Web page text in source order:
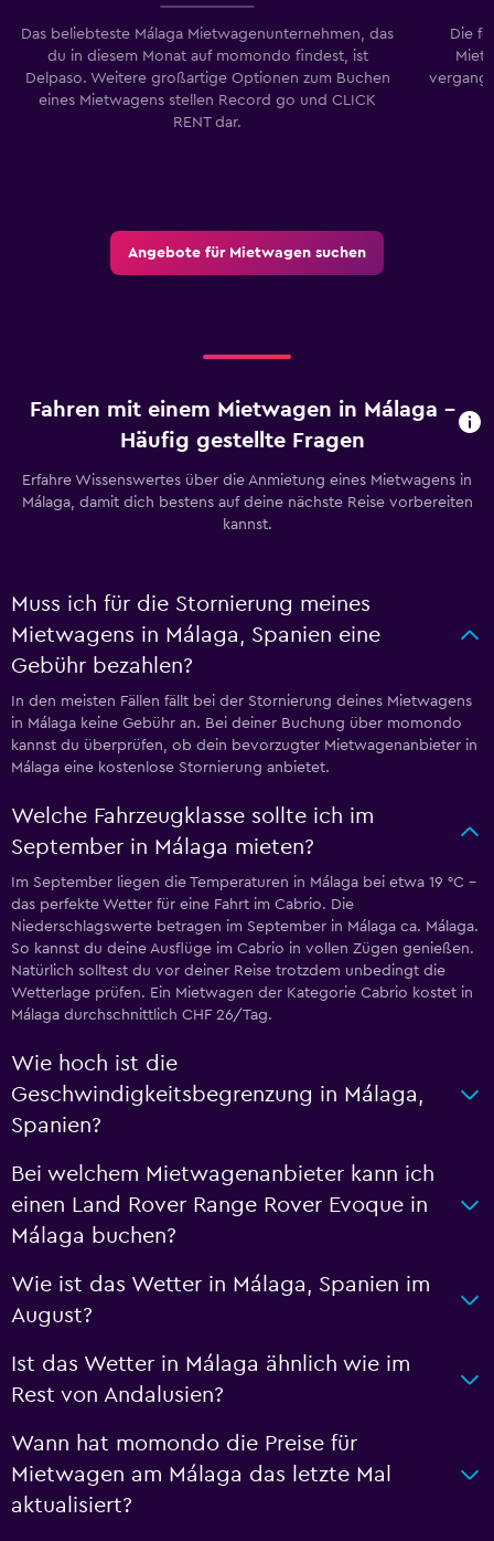
Das beliebteste Málaga Mietwagenunternehmen, das
du in diesem Monat auf momondo findest, ist
Delpaso. Weitere großartige Optionen zum Buchen
eines Mietwagens stellen Record go und CLICK
RENT dar.
Die
Angebote für Mietwagen suchen
Fahren mit einem Mietwagen in Málaga –
Häufig gestellte Fragen
Erfahre Wissenswertes über die Anmietung eines Mietwagens in
Málaga, damit dich bestens auf deine nächste Reise vorbereiten
kannst.
Muss ich für die Stornierung meines
Mietwagens in Málaga, Spanien eine
Gebühr bezahlen?
In den meisten Fällen fällt bei der Stornierung deines Mietwagens
in Málaga keine Gebühr an. Bei deiner Buchung über momondo
kannst du überprüfen, ob dein bevorzugter Mietwagenanbieter in
Málaga eine kostenlose Stornierung anbietet.
Welche Fahrzeugklasse sollte ich im
September in Málaga mieten?
Im September liegen die Temperaturen in Málaga bei etwa 19 °C -
das perfekte Wetter für eine Fahrt im Cabrio. Die
Niederschlagswerte betragen im September in Málaga ca. Málaga.
So kannst du deine Ausflüge im Cabrio in vollen Zügen genießen.
Natürlich solltest du vor deiner Reise trotzdem unbedingt die
Wetterlage prüfen. Ein Mietwagen der Kategorie Cabrio kostet in
Málaga durchschnittlich CHF 26/Tag.
Wie hoch ist die
Geschwindigkeitsbegrenzung in Málaga,
Spanien?
Bei welchem Mietwagenanbieter kann ich
einen Land Rover Range Rover Evoque in
Málaga buchen?
Wie ist das Wetter in Málaga, Spanien im
August?
Ist das Wetter in Málaga ähnlich wie im
Rest von Andalusien?
Wann hat momondo die Preise für
Mietwagen am Málaga das letzte Mal
aktualisiert?